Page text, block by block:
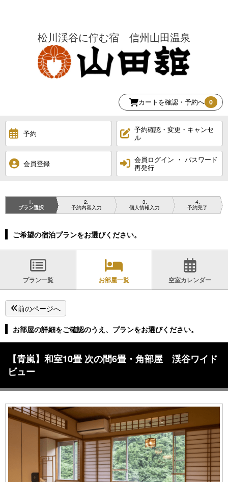
松川渓谷に佇む宿 信州山田温泉
カートを確認・予約へ 0
予約
予約確認・変更・キャンセ
ル
会員登録
会員ログイン ・ パスワード
再発行
1
プラン選択
2
予約内容入力
3
個人情報入力
4
予約完了
ご希望の宿泊プランをお選びください。
プラン一覧 お部屋一覧 空室カレンダー
前のページへ
お部屋の詳細をご確認のうえ、プランをお選びください。
【青嵐】和室10畳 次の間6畳・角部屋 渓谷ワイド
ビュー